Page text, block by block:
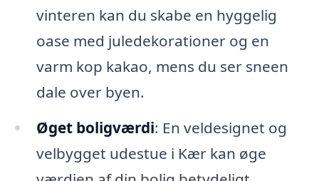
vinteren kan du skabe en hyggelig
oase med juledekorationer og en
varm kop kakao, mens du ser sneen
dale over byen.
Øget boligværdi: En veldesignet og
velbygget udestue i Kær kan øge